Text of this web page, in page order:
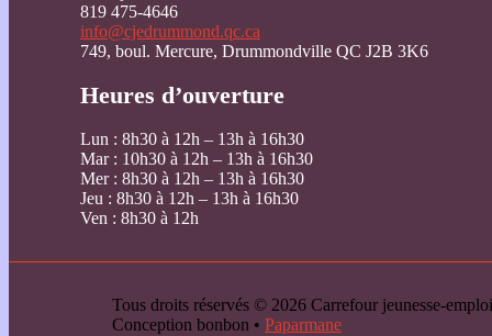
819 475-4646
info@cjedrummond.qc.ca
749, boul. Mercure, Drummondville QC J2B 3K6
Heures d’ouverture
Lun : 8h30 à 12h – 13h à 16h30
Mar : 10h30 à 12h – 13h à 16h30
Mer : 8h30 à 12h – 13h à 16h30
Jeu : 8h30 à 12h – 13h à 16h30
Ven : 8h30 à 12h
Tous droits réservés © 2026 Carrefour jeunesse-
Conception bonbon • Paparmane